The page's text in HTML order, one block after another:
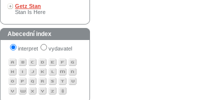
Getz Stan
Stan Is Here
Abecední index
interpret vydavatel